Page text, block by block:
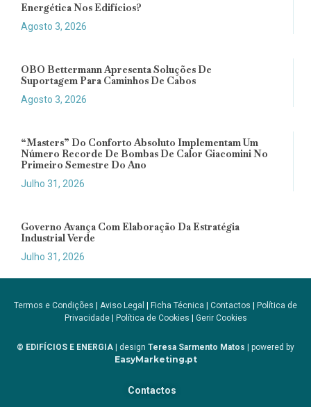
Energética Nos Edifícios?
Agosto 3, 2026
OBO Bettermann Apresenta Soluções De
Suportagem Para Caminhos De Cabos
Agosto 3, 2026
“Masters” Do Conforto Absoluto Implementam Um
Número Recorde De Bombas De Calor Giacomini No
Primeiro Semestre Do Ano
Julho 31, 2026
Governo Avança Com Elaboração Da Estratégia
Industrial Verde
Julho 31, 2026
Termos e Condições Aviso Legal Ficha Técnica Contactos
Política de
Privacidade| Política de Cookies Gerir Cookies
© EDIFÍCIOS E ENERGIA | design Teresa Sarmento Matos | powered by
EasyMarketing.pt
Contactos